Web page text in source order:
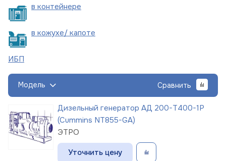
в контейнере
в кожухе/ капоте
ИБП
Модель Сравнить
Дизельный генератор АД 200-Т400-1Р
(Cummins NT855-GA)
ЭТРО
Уточнить цену